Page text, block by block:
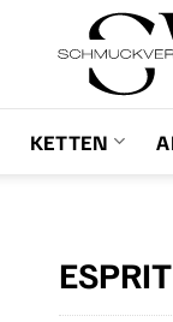
KETTEN